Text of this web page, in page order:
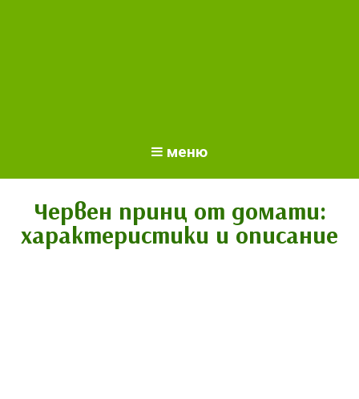
меню
Червен принц от домати:
характеристики и описание